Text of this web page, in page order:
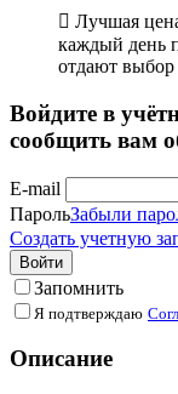
 Лучшая
каждый день
отдают
Войдите в
сообщить вам
E-mail
ПарольЗабыли
Создать учетную
Войти
Запомнить
Я подтверждаю
Описание